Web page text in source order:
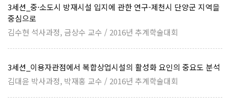
3세션_중·소도시 방재시설 입지에 관한 연구-제천시 단양군 지역을
중심으로
김수현 석사과정, 금상수 교수 / 2016년 추계학술대회
3세션_이용자관점에서 복합상업시설의 활성화 요인의 중요도 분석
김대윤 박사과정, 박재홍 교수 / 2016년 추계학술대회